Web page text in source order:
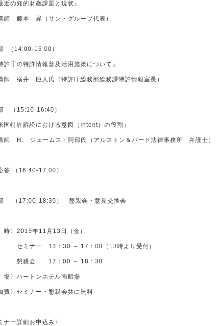
近の知的財産課題と現状』
藤本 昇（サン・グループ代表）
（14:00-15:00）
許庁の特許情報普及活用施策について』
横井 巨人氏（特許庁総務部総務課特許情報室長）
（15:10-16:40）
国特許訴訟における意図（Intent）の役割』
H. ジェームス・阿部氏（アルストン＆バード法律事務所 弁護士）
答 （16:40-17:00）
（17:00-18:30） 懇親会・意見交換会
時〉2015年11月13日（金）
ナー 13：30 ～ 17：00（13時より受付）
会 17：00 ～ 18：30
場〉ハートンホテル南船場
費〉セミナー・懇親会共に無料
ナー詳細お申込み〉